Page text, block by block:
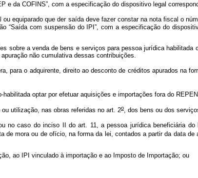
e da COFINS”, com a especificação do dispositivo legal
equiparado que der saída deve fazer constar na nota fiscal o
com suspensão do IPI”, com a especificação do
a venda de bens e serviços para pessoa jurídica habilitada
não cumulativa dessas contribuições.
para o adquirente, direito ao desconto de créditos apurados na
optar por efetuar aquisições e importações fora do
utilização, nas obras referidas no art. 2o, dos bens ou dos
no caso do inciso II do art. 11, a pessoa jurídica beneficiária
de mora ou de ofício, na forma da lei, contados a partir da data
ao IPI vinculado à importação e ao Imposto de Importação; ou